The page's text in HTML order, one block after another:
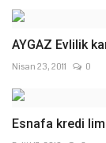
AYGAZ Evlilik
Nisan 23, 2011 0
Esnafa kredi